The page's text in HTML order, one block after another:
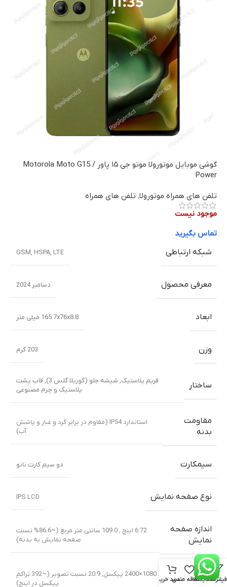
گوشی موبایل موتورولا موتو جی ۱۵ پاور / Motorola Moto G15
Power
تلفن های همراه موتورولا, تلفن های همراه
موجود نیست
تماس بگیرید
شبکه ارتباطی
GSM, HSPA, LTE
معرفی محصول دسامبر 2024
ابعاد 165.7x76x8.8 میلی متر
وزن 203 گرم
ساختار فریم پلاستیک, شیشه جلو (گوریلا گلس 3) , قاب پشت
پلاستیک و چرم مصنوعی
مقاومت
بدنه
استاندارد IP54 (مقاوم در برابر گرد و غبار و پاشش
آب)
سیمکارت دو سیم کارت نانو
نوع صفحه نمایش IPS LCD
اندازه صفحه
نمایش
6.72 اینچ , 109.0 سانتی متر مربع (~86.6% نسبت
صفحه نمایش به بدنه)
رزولوشن
تصویر
1080×2400 پیکسل, 20:9 نسبت تصویر (~392 تراکم
پیکسل در اینچ)
فیلترهامقایسهعلاقه مندیسبد خرید